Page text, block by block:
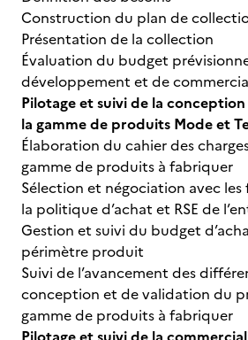
Construction du plan de
Présentation de la collection
Évaluation du budget
développement et de
Pilotage et suivi de la
la gamme de produits Mode et
Élaboration du cahier des
gamme de produits à fabriquer
Sélection et négociation avec les
la politique d’achat et RSE de
Gestion et suivi du budget
périmètre produit
Suivi de l’avancement des
conception et de validation du
gamme de produits à fabriquer